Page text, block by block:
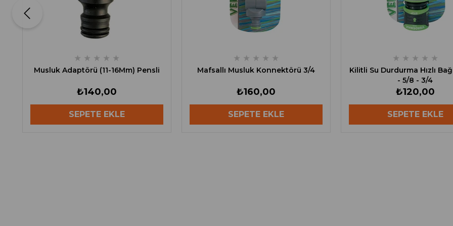
★ ★ ★ ★ ★
Musluk Adaptörü (11-16Mm) Pensli
₺140,00
SEPETE EKLE
★ ★ ★ ★ ★
Mafsallı Musluk Konnektörü 3/4
₺160,00
SEPETE EKLE
★ ★ ★ ★ ★
Kilitli Su Durdurma Hızlı
- 5/8 - 3/4
₺120,00
SEPETE EKLE